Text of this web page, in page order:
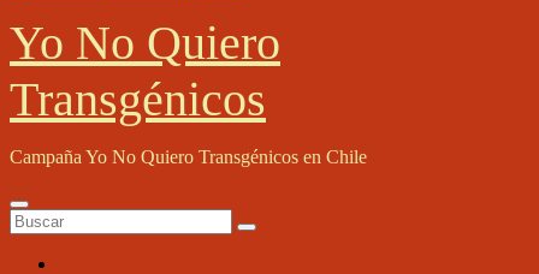
Yo No Quiero
Transgénicos
Campaña Yo No Quiero Transgénicos en Chile